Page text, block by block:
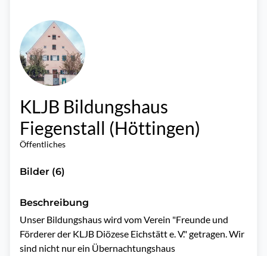
KLJB Bildungshaus
Fiegenstall (Höttingen)
Öffentliches
Bilder (6)
Beschreibung
Unser Bildungshaus wird vom Verein "Freunde und
Förderer der KLJB Diözese Eichstätt e. V." getragen. Wir
sind nicht nur ein Übernachtungshaus